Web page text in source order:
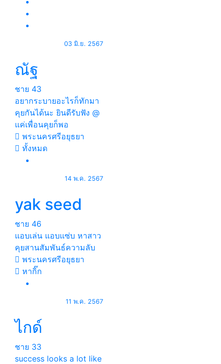
03 มิ.ย. 2567
ณัฐ​
ชาย 43
อยากระบายอะไรก็ทักมา
คุยกันได้นะ ยินดีรับฟัง @
แค่เพื่อนคุยก็พอ
พระนครศรีอยุธยา
ทั้งหมด
14 พ.ค. 2567
yak seed
ชาย 46
แอบเล่น แอบแซ่บ หาสาว
คุยสานสัมพันธ์ความลับ
พระนครศรีอยุธยา
หากิ๊ก
11 พ.ค. 2567
ไกด์
ชาย 33
success looks a lot like